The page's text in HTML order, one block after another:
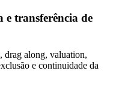
transferência de
drag along, valuation,
e continuidade da